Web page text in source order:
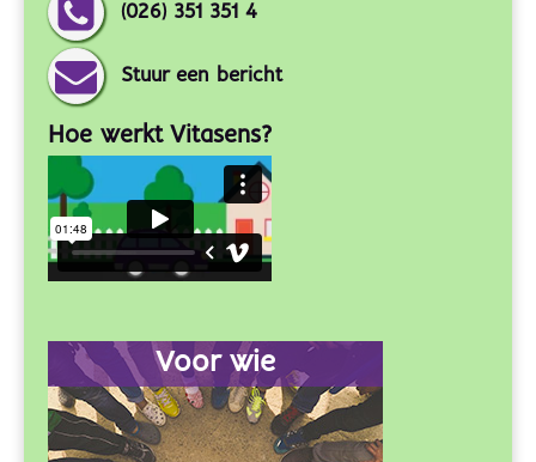
(026) 351 351 4
Stuur een bericht
Hoe werkt Vitasens?
Voor wie